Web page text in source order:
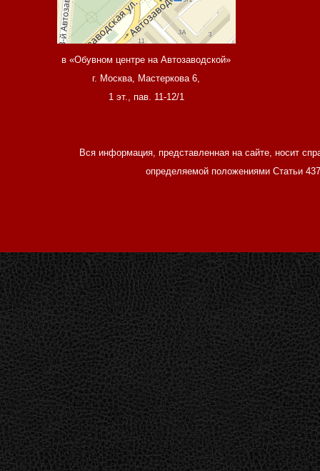
в «Обувном центре на Автозаводской»
г. Москва, Мастеркова 6,
1 эт., пав. 11-12/1
Вся информация, представленная на сайте, носит
определяемой положениями Статьи